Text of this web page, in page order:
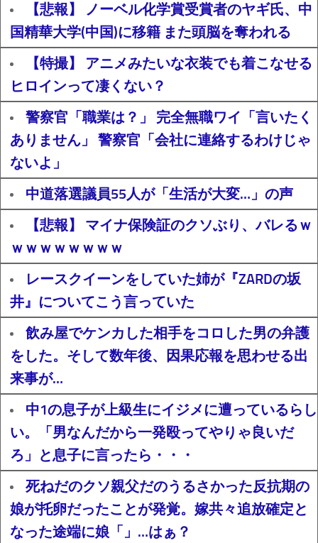
【悲報】 ノーベル化学賞受賞者のヤギ氏、中
国精華大学(中国)に移籍 また頭脳を奪われる
【特撮】 アニメみたいな衣装でも着こなせる
ヒロインって凄くない？
警察官「職業は？」 完全無職ワイ「言いたく
ありません」 警察官「会社に連絡するわけじゃ
ないよ」
中道落選議員55人が「生活が大変…」の声
【悲報】 マイナ保険証のクソぶり、バレるｗ
ｗｗｗｗｗｗｗｗ
レースクイーンをしていた姉が『ZARDの坂
井』についてこう言っていた
飲み屋でケンカした相手をコロした男の弁護
をした。そして数年後、因果応報を思わせる出
来事が…
中1の息子が上級生にイジメに遭っているらし
い。「男なんだから一発殴ってやりゃ良いだ
ろ」と息子に言ったら・・・
死ねだのクソ親父だのうるさかった反抗期の
娘が托卵だったことが発覚。嫁共々追放確定と
なった途端に娘「」…はぁ？